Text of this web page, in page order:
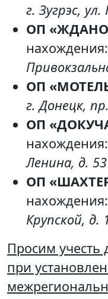
г. Зугрэс,
ОП
нахождения:
ОП
г. Донецк,
ОП
нахождения:
Ленина, д. 53
ОП
нахождения:
Крупской, д.
Просим
при